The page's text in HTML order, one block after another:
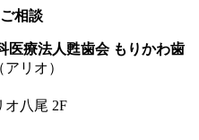
相談
医療法人甦歯会 もりかわ歯
リオ）
八尾 2F